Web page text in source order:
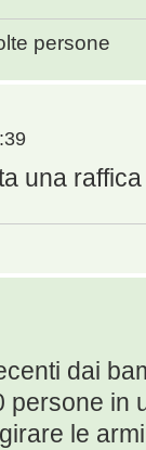
persone
una
dai
persone in
le